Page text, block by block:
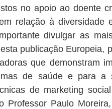
no apoio ao doente
relação à diversidade
divulgar as
publicação Europeia,
que demonstram
de saúde e para a
de marketing
Professor Paulo